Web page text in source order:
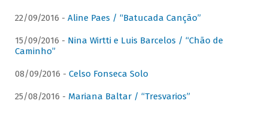
22/09/2016 - Aline Paes / “Batucada Canção”
15/09/2016 - Nina Wirtti e Luis Barcelos / “Chão de
Caminho”
08/09/2016 - Celso Fonseca Solo
25/08/2016 - Mariana Baltar / “Tresvarios”